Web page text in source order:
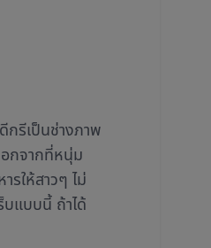
กรีเป็นช่างภาพ
อกจากที่หนุ่ม
รให้สาวๆ ไม่
แบบนี้ ถ้าได้